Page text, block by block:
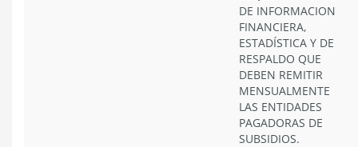
DE INFORMACION
FINANCIERA,
ESTADÍSTICA Y DE
RESPALDO QUE
DEBEN REMITIR
MENSUALMENTE
LAS ENTIDADES
PAGADORAS DE
SUBSIDIOS.